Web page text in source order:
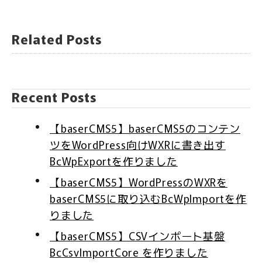
Related Posts
Recent Posts
【baserCMS5】baserCMS5のコンテン
ツをWordPress向けWXRに書き出す
BcWpExportを作りました
【baserCMS5】WordPressのWXRを
baserCMS5に取り込むBcWpImportを作
りました
【baserCMS5】CSVインポート基盤
BcCsvImportCore を作りました